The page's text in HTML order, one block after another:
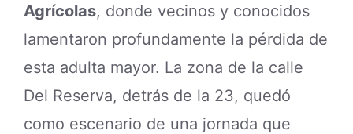
Agrícolas, donde vecinos y conocidos
lamentaron profundamente la pérdida de
esta adulta mayor. La zona de la calle
Del Reserva, detrás de la 23, quedó
como escenario de una jornada que